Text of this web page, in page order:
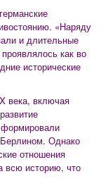
«Наряду
и длительные
как во
исторические
века, включая
формировали
Однако
отношения
всю историю, что